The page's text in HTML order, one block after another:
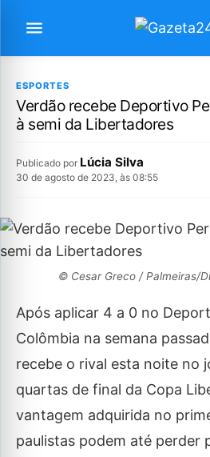
ESPORTES
Verdão recebe Deportivo
à semi da Libertadores
Publicado por Lúcia Silva
30 de agosto de 2023, às 08:55
© Cesar Greco / Palmeiras/
Após aplicar 4 a 0 no
Colômbia na semana
recebe o rival esta noite no
quartas de final da Copa
vantagem adquirida no
paulistas podem até perder